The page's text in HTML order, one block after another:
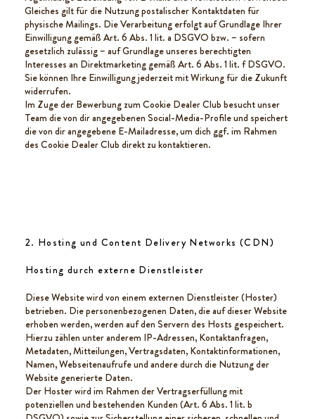
Gleiches gilt für die Nutzung postalischer Kontaktdaten für
physische Mailings. Die Verarbeitung erfolgt auf Grundlage Ihrer
Einwilligung gemäß Art. 6 Abs. 1 lit. a DSGVO bzw. – sofern
gesetzlich zulässig – auf Grundlage unseres berechtigten
Interesses an Direktmarketing gemäß Art. 6 Abs. 1 lit. f DSGVO.
Sie können Ihre Einwilligung jederzeit mit Wirkung für die Zukunft
widerrufen.
Im Zuge der Bewerbung zum Cookie Dealer Club besucht unser
Team die von dir angegebenen Social-Media-Profile und speichert
die von dir angegebene E-Mailadresse, um dich ggf. im Rahmen
des Cookie Dealer Club direkt zu kontaktieren.
2. Hosting und Content Delivery Networks (CDN)
Hosting durch externe Dienstleister
Diese Website wird von einem externen Dienstleister (Hoster)
betrieben. Die personenbezogenen Daten, die auf dieser Website
erhoben werden, werden auf den Servern des Hosts gespeichert.
Hierzu zählen unter anderem IP-Adressen, Kontaktanfragen,
Metadaten, Mitteilungen, Vertragsdaten, Kontaktinformationen,
Namen, Webseitenaufrufe und andere durch die Nutzung der
Website generierte Daten.
Der Hoster wird im Rahmen der Vertragserfüllung mit
potenziellen und bestehenden Kunden (Art. 6 Abs. 1 lit. b